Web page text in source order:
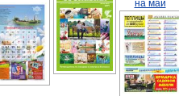
на май